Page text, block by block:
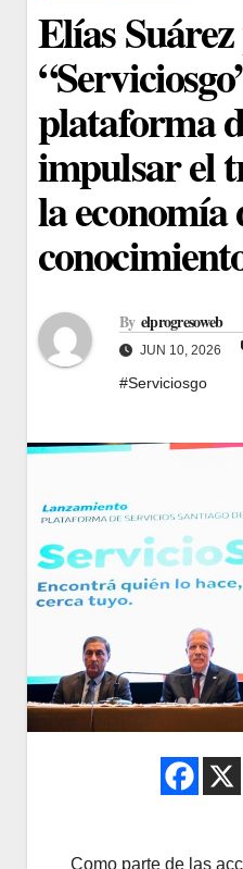
Elías
plataforma
impulsar el
la economía
By elprogresoweb
JUN 10, 2026
#Serviciosgo
Como parte de las